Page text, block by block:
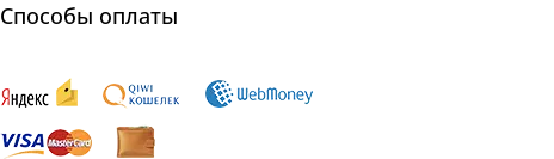
Способы оплаты